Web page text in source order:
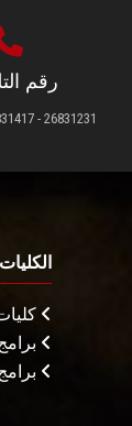
رقم
26831231 - 26831417 - 26831474